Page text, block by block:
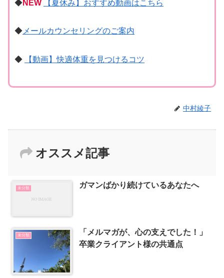
◆NEW 【夏休み】おすすめ動画はこちら
◆メールカウンセリングのご案内
◆ 【動画】快適体重を見つけるコツ
中村綾子
オススメ記事
未分類 ガマンばかり続けているあなたへ
未分類
「メルマガが、心の支えでした！」
卒業クライアント様の共通点